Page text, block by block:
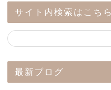
サイト内検索はこちら
最新ブログ